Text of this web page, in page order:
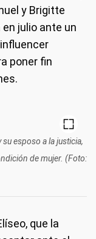
y Brigitte
julio ante un
poner fin
esposo a la justicia,
de mujer. (Foto:
que la